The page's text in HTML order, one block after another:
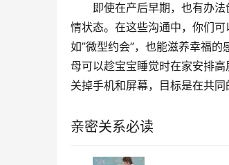
即使在产后早期，也有办
情状态。在这些沟通中，你们
如”微型约会”，也能滋养幸福
母可以趁宝宝睡觉时在家安排
关掉手机和屏幕，目标是在共同
亲密关系必读